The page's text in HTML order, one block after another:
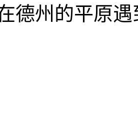
德州的平原